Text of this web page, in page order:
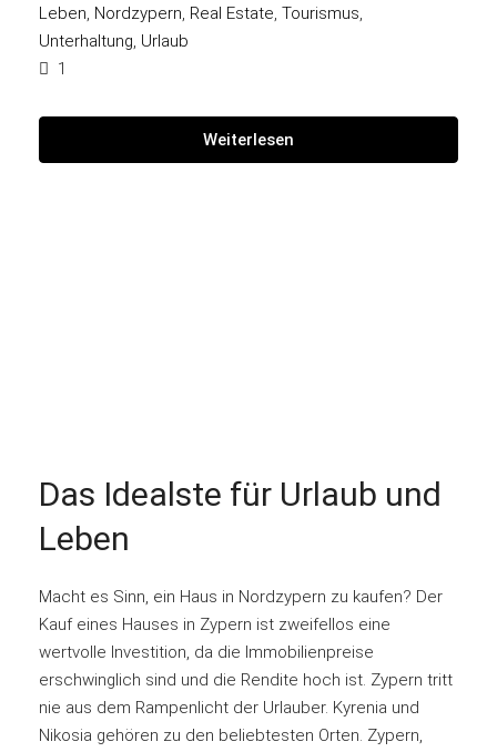
Leben, Nordzypern, Real Estate, Tourismus,
Unterhaltung, Urlaub
1
Weiterlesen
Das Idealste für Urlaub und
Leben
Macht es Sinn, ein Haus in Nordzypern zu kaufen? Der
Kauf eines Hauses in Zypern ist zweifellos eine
wertvolle Investition, da die Immobilienpreise
erschwinglich sind und die Rendite hoch ist. Zypern tritt
nie aus dem Rampenlicht der Urlauber. Kyrenia und
Nikosia gehören zu den beliebtesten Orten. Zypern,